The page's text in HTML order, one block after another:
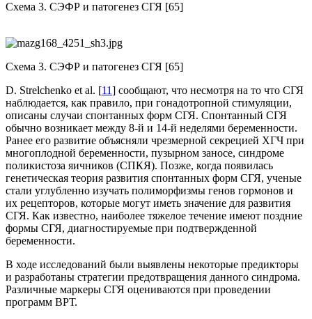
Схема 3. СЭФР и патогенез СГЯ [65]
Схема 3. СЭФР и патогенез СГЯ [65]
D. Strelchenko et al. [11] сообщают, что несмотря на то что СГЯ
наблюдается, как пра­вило, при гонадотропной стимуляции,
описаны случаи спонтанных форм СГЯ. Спонтанный СГЯ
обычно возникает между 8-й и 14-й неделя­ми беременности.
Ранее его развитие объясняли чрезмерной секрецией ХГЧ при
многоплодной беременности, пузырном заносе, синдроме
поликистоза яичников (СПКЯ). Позже, когда появилась
генетическая теория развития спонтанных форм СГЯ, ученые
стали углубленно изучать полиморфизмы генов гормонов и
их рецепторов, которые могут иметь значение для развития
СГЯ. Как известно, наиболее тяжелое течение имеют поздние
формы СГЯ, диагностируемые при подтвержденной
беременности.
В ходе исследований были выявлены некоторые предикторы
и разра­ботаны стратегии предотвращения данного син­дрома.
Различные маркеры СГЯ оцениваются при проведении
программ ВРТ.